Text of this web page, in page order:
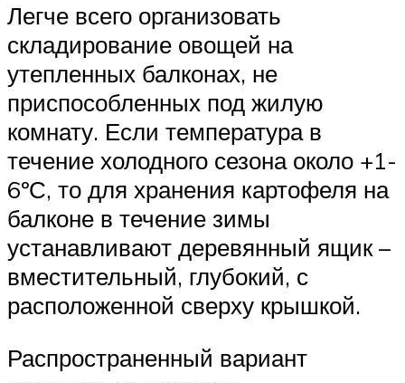
Легче всего организовать
складирование овощей на
утепленных балконах, не
приспособленных под жилую
комнату. Если температура в
течение холодного сезона около +1-
6ºС, то для хранения картофеля на
балконе в течение зимы
устанавливают деревянный ящик –
вместительный, глубокий, с
расположенной сверху крышкой.
Распространенный вариант